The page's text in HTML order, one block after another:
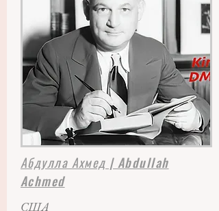
Абдулла Ахмед | Abdullah
Achmed
США